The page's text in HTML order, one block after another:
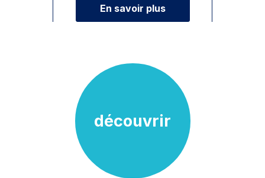
En savoir plus
découvrir